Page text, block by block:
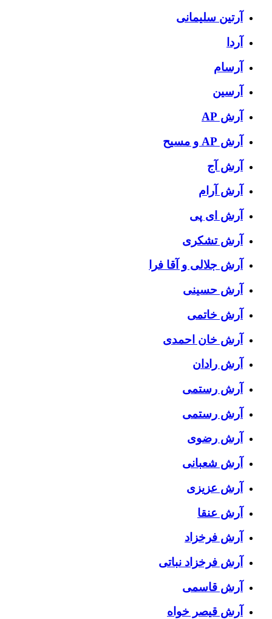
آرتین سلیمانی
آردا
آرسام
آرسین
آرش AP
آرش AP و مسیح
آرش آج
آرش آرام
آرش ای پی
آرش تشکری
آرش جلالی و آقا فرا
آرش حسینی
آرش خاتمی
آرش خان احمدی
آرش رادان
آرش رستمى
آرش رستمی
آرش رضوی
آرش شعبانی
آرش عزیزی
آرش عنقا
آرش فرخزاد
آرش فرخزاد نباتی
آرش قاسمی
آرش قیصر خواه